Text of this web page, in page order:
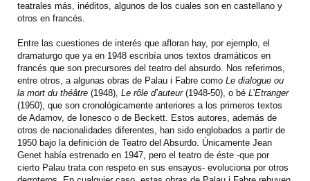
teatrales más, inéditos, algunos de los cuales son en castellano y
otros en francés.
Entre las cuestiones de interés que afloran hay, por ejemplo, el
dramaturgo que ya en 1948 escribía unos textos dramáticos en
francés que son precursores del teatro del absurdo. Nos referimos,
entre otros, a algunas obras de Palau i Fabre como Le dialogue ou
la mort du théâtre (1948), Le rôle d’auteur(1948-50), o bé L’Etranger
(1950), que son cronológicamente anteriores a los primeros textos
de Adamov, de Ionesco o de Beckett. Estos autores, además de
otros de nacionalidades diferentes, han sido englobados a partir de
1950 bajo la definición de Teatro del Absurdo. Únicamente Jean
Genet había estrenado en 1947, pero el teatro de éste -que por
cierto Palau trata con respeto en sus ensayos- evoluciona por otros